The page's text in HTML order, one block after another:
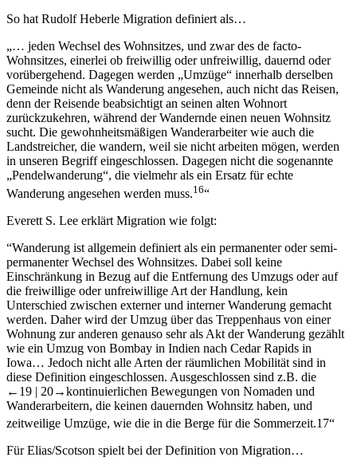
So hat Rudolf Heberle Migration definiert als…
„… jeden Wechsel des Wohnsitzes, und zwar des de facto-
Wohnsitzes, einerlei ob freiwillig oder unfreiwillig, dauernd oder
vorübergehend. Dagegen werden „Umzüge“ innerhalb derselben
Gemeinde nicht als Wanderung angesehen, auch nicht das Reisen,
denn der Reisende beabsichtigt an seinen alten Wohnort
zurückzukehren, während der Wandernde einen neuen Wohnsitz
sucht. Die gewohnheitsmäßigen Wanderarbeiter wie auch die
Landstreicher, die wandern, weil sie nicht arbeiten mögen, werden
in unseren Begriff eingeschlossen. Dagegen nicht die sogenannte
„Pendelwanderung“, die vielmehr als ein Ersatz für echte
Wanderung angesehen werden muss.16“
Everett S. Lee erklärt Migration wie folgt:
“Wanderung ist allgemein definiert als ein permanenter oder semi-
permanenter Wechsel des Wohnsitzes. Dabei soll keine
Einschränkung in Bezug auf die Entfernung des Umzugs oder auf
die freiwillige oder unfreiwillige Art der Handlung, kein
Unterschied zwischen externer und interner Wanderung gemacht
werden. Daher wird der Umzug über das Treppenhaus von einer
Wohnung zur anderen genauso sehr als Akt der Wanderung gezählt
wie ein Umzug von Bombay in Indien nach Cedar Rapids in
Iowa… Jedoch nicht alle Arten der räumlichen Mobilität sind in
diese Definition eingeschlossen. Ausgeschlossen sind z.B. die
←19 | 20→kontinuierlichen Bewegungen von Nomaden und
Wanderarbeitern, die keinen dauernden Wohnsitz haben, und
zeitweilige Umzüge, wie die in die Berge für die Sommerzeit.17“
Für Elias/Scotson spielt bei der Definition von Migration…